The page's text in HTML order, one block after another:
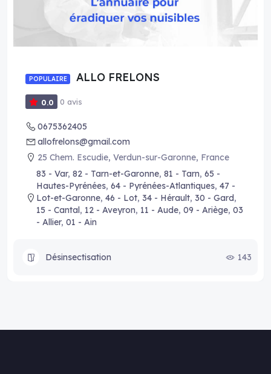
POPULAIRE ALLO FRELONS
0.0 0 avis
0675362405
allofrelons@gmail.com
25 Chem. Escudie, Verdun-sur-Garonne, France
83 - Var, 82 - Tarn-et-Garonne, 81 - Tarn, 65 -
Hautes-Pyrénées, 64 - Pyrénées-Atlantiques, 47 -
Lot-et-Garonne, 46 - Lot, 34 - Hérault, 30 - Gard,
15 - Cantal, 12 - Aveyron, 11 - Aude, 09 - Ariège, 03
- Allier, 01 - Ain
Désinsectisation 143